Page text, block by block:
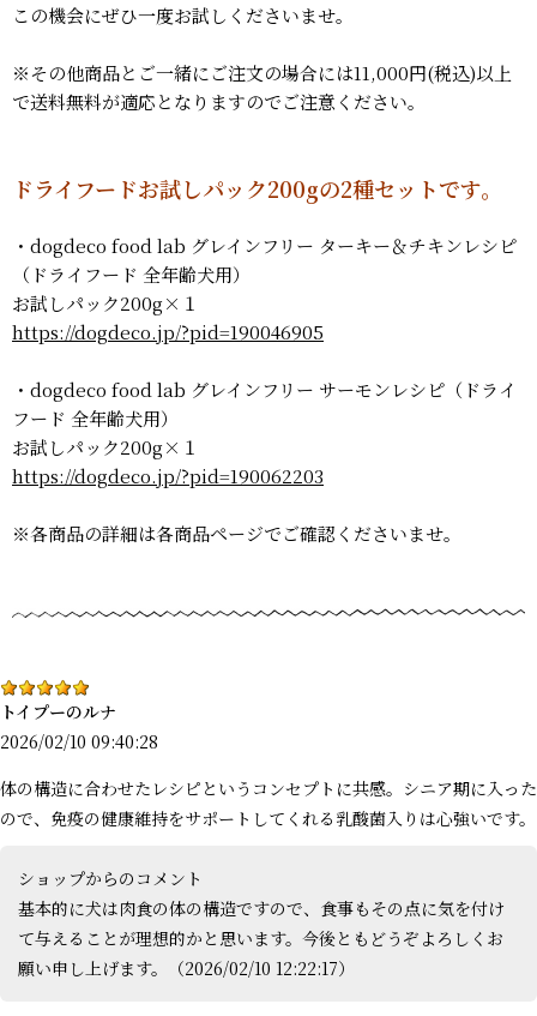
この機会にぜひ一度お試しくださいませ。
※その他商品とご一緒にご注文の場合には11,000円(税込)以上
で送料無料が適応となりますのでご注意ください。
ドライフードお試しパック200gの2種セットです。
・dogdeco food lab グレインフリー ターキー＆チキンレシピ
（ドライフード 全年齢犬用）
お試しパック200g×１
https://dogdeco.jp/?pid=190046905
・dogdeco food lab グレインフリー サーモンレシピ（ドライ
フード 全年齢犬用）
お試しパック200g×１
https://dogdeco.jp/?pid=190062203
※各商品の詳細は各商品ページでご確認くださいませ。
トイプーのルナ
2026/02/10 09:40:28
体の構造に合わせたレシピというコンセプトに共感。シニア期に入った
ので、免疫の健康維持をサポートしてくれる乳酸菌入りは心強いです。
ショップからのコメント
基本的に犬は肉食の体の構造ですので、食事もその点に気を付け
て与えることが理想的かと思います。今後ともどうぞよろしくお
願い申し上げます。（2026/02/10 12:22:17）